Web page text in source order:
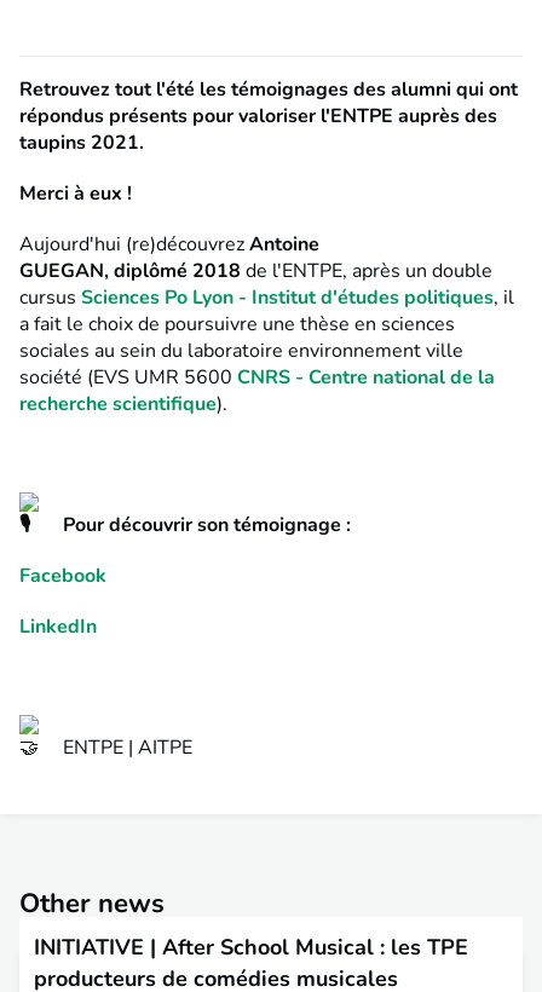
Retrouvez tout l'été les témoignages des alumni qui ont
répondus présents pour valoriser l'ENTPE auprès des
taupins 2021.
Merci à eux !
Aujourd'hui (re)découvrezAntoine
GUEGAN, diplômé 2018 de l'ENTPE, après un double
cursus Sciences Po Lyon - Institut d'études politiques, il
a fait le choix de poursuivre une thèse en sciences
sociales au sein du laboratoire environnement ville
société (EVS UMR 5600 CNRS - Centre national de la
recherche scientifique).
Pour découvrir son témoignage :
Facebook
LinkedIn
ENTPE | AITPE
Other news
INITIATIVE | After School Musical : les TPE
producteurs de comédies musicales